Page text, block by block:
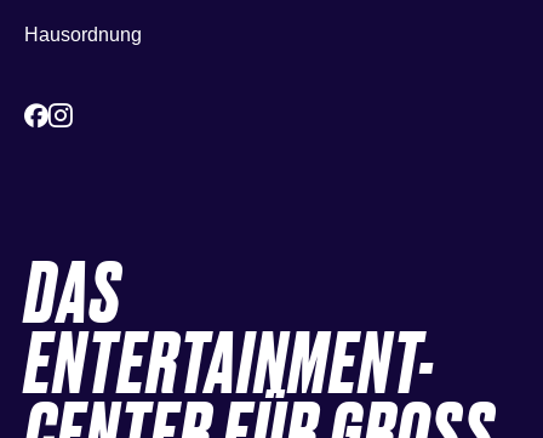
Hausordnung
DAS
ENTERTAINMENT-